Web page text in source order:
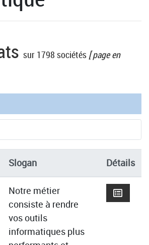
sur 1798 sociétés [ page en
Slogan Détails
Notre métier
consiste à rendre
vos outils
informatiques plus